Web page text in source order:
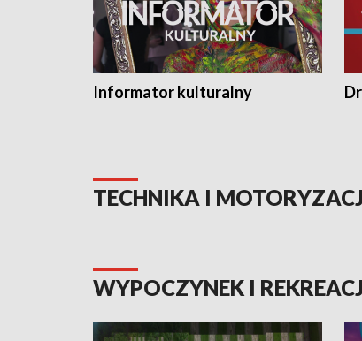
Informator kulturalny
TECHNIKA I
WYPOCZYNEK I